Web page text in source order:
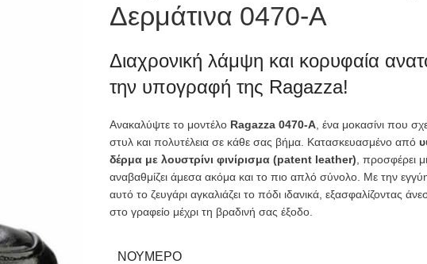
Δερμάτινα 0470-A
Διαχρονική λάμψη και κορυφαία
την υπογραφή της Ragazza!
Ανακαλύψτε το μοντέλο Ragazza 0470-A, ένα μοκασίνι που
στυλ και πολυτέλεια σε κάθε σας βήμα. Κατασκευασμένο από
δέρμα με λουστρίνι φινίρισμα (patent leather) , προσφέρει
αναβαθμίζει άμεσα ακόμα και το πιο απλό σύνολο. Με την
αυτό το ζευγάρι αγκαλιάζει το πόδι ιδανικά, εξασφαλίζοντας
στο γραφείο μέχρι τη βραδινή σας έξοδο.
ΝΟΎΜΕΡΟ